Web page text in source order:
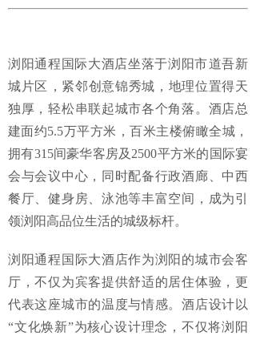
浏阳通程国际大酒店坐落于浏阳市‌道吾新
城片区‌，紧邻创意锦秀城，地理位置得天
独厚，轻松串联起城市各个角落。酒店总
建面约5.5万平方米，百米主楼俯瞰全城，
拥有315间豪华客房及2500平方米的国际宴
会与会议中心，同时配备行政酒廊、中西
餐厅、健身房、泳池等丰富空间，成为引
领浏阳高品位生活的城级标杆。
浏阳通程国际大酒店作为浏阳的城市会客
厅，不仅为宾客提供舒适的居住体验，更
代表这座城市的温度与情感。酒店设计以
“文化焕新”为核心设计理念，不仅将浏阳